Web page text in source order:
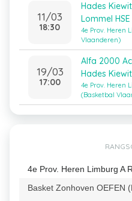
11/03
18:30
Hades
Lommel HSE
4e Prov. Heren
Vlaanderen)
19/03
17:00
Alfa 2000
Hades Kiewit
4e Prov. Heren
(Basketbal
4e Prov. Heren Limburg A
Basket Zonhoven OEFEN